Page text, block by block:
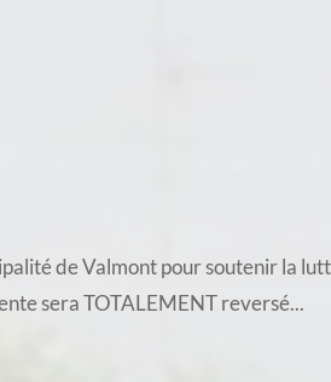
de Valmont pour soutenir la
sera TOTALEMENT reversé...